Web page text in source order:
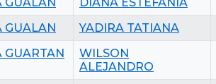
GUALAN
YADIRA TATIANA
GUARTAN
WILSON
ALEJANDRO